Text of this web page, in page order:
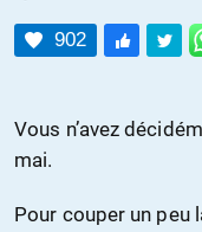
NOUS 902
Vous n’avez
mai.
Pour couper un peu